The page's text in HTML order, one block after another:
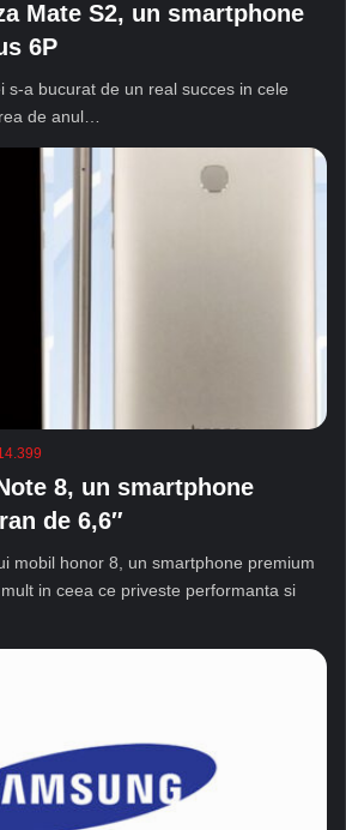
Mate S2, un smartphone
6P
s-a bucurat de un real succes in cele
de anul…
8, un smartphone
de 6,6″
mobil honor 8, un smartphone premium
in ceea ce priveste performanta si